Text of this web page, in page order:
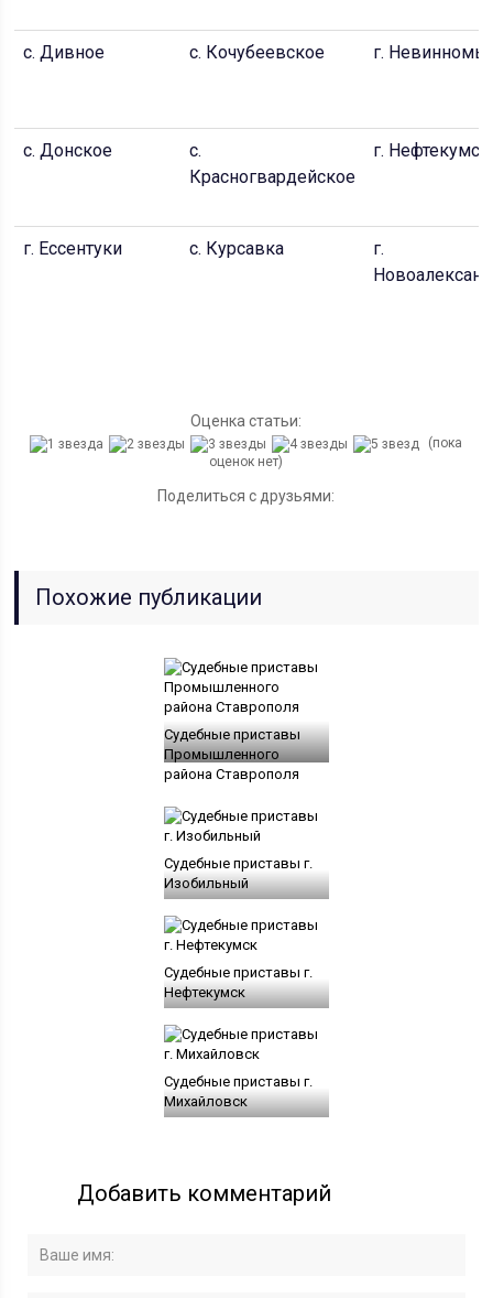
с. Дивное с. Кочубеевское г.
с. Донское
с.
Красногвардейское
г. Нефтекумск
г. Ессентуки с. Курсавка
г.
Оценка статьи:
(пока
оценок нет)
Поделиться с друзьями:
Похожие публикации
Судебные приставы
Промышленного
района Ставрополя
Судебные приставы г.
Изобильный
Судебные приставы г.
Нефтекумск
Судебные приставы г.
Михайловск
Добавить комментарий